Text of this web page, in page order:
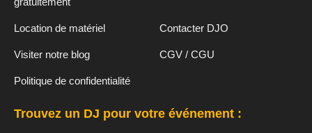
Location de matériel Contacter DJO
Visiter notre blog CGV / CGU
Politique de confidentialité
Trouvez un DJ pour votre événement :